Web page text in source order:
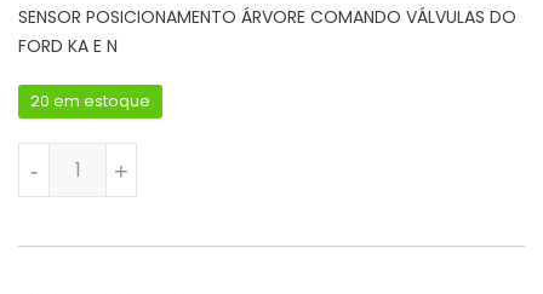
SENSOR POSICIONAMENTO ÁRVORE COMANDO VÁLVULAS DO
FORD KA E N
20 em estoque
+
-